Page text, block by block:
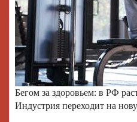
Бегом за здоровьем: в РФ
Индустрия переходит на